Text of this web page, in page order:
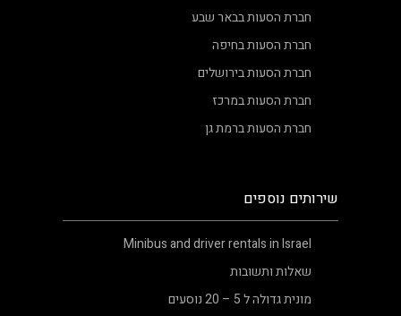
חברת הסעות בבאר שבע
חברת הסעות בחיפה
חברת הסעות בירושלים
חברת הסעות במרכז
חברת הסעות ברמת גן
שירותים נוספים
Minibus and driver rentals in Israel
שאלות ותשובות
מונית גדולה ל 5 – 20 נוסעים